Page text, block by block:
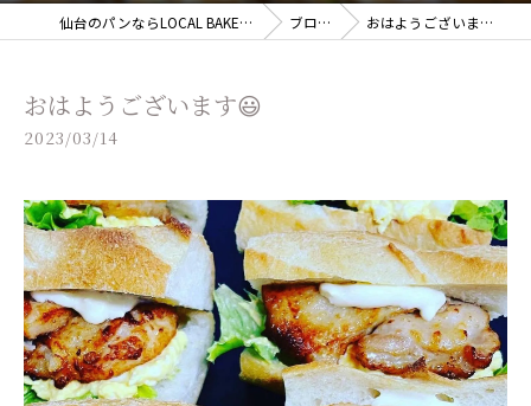
仙台のパンならLOCAL BAKERY ブログ おはようございます😃
おはようございます😃
2023/03/14